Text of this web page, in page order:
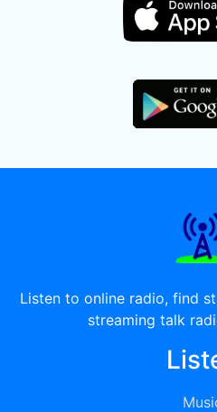
Listen to online radio, find
streaming talk